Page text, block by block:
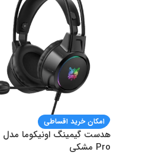
امکان خرید اقساطی
Pro مشکی